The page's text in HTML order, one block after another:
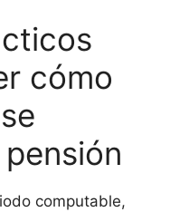
cómo
computable,